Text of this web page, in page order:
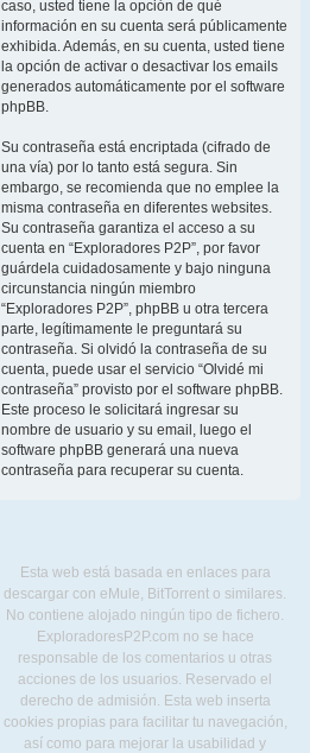
caso, usted tiene la opción de qué
información en su cuenta será públicamente
exhibida. Además, en su cuenta, usted tiene
la opción de activar o desactivar los emails
generados automáticamente por el software
phpBB.
Su contraseña está encriptada (cifrado de
una vía) por lo tanto está segura. Sin
embargo, se recomienda que no emplee la
misma contraseña en diferentes websites.
Su contraseña garantiza el acceso a su
cuenta en “Exploradores P2P”, por favor
guárdela cuidadosamente y bajo ninguna
circunstancia ningún miembro
“Exploradores P2P”, phpBB u otra tercera
parte, legítimamente le preguntará su
contraseña. Si olvidó la contraseña de su
cuenta, puede usar el servicio “Olvidé mi
contraseña” provisto por el software phpBB.
Este proceso le solicitará ingresar su
nombre de usuario y su email, luego el
software phpBB generará una nueva
contraseña para recuperar su cuenta.
Esta web está basada en enlaces para
descargar con eMule, BitTorrent o similares.
No contiene alojado ningún tipo de fichero.
ExploradoresP2P.com no se hace
responsable de los comentarios u otras
acciones de los usuarios. Reservado el
derecho de admisión. Esta web inserta
cookies propias para facilitar tu navegación,
así como para mejorar la usabilidad y